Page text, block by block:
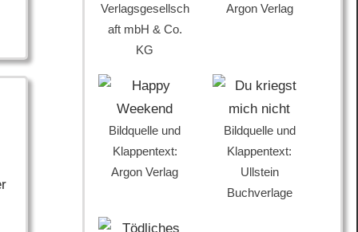
Verlagsgesellsch
aft mbH & Co.
KG
Argon Verlag
Bildquelle und
Klappentext:
Argon Verlag
Bildquelle und
Klappentext:
Ullstein
Buchverlage